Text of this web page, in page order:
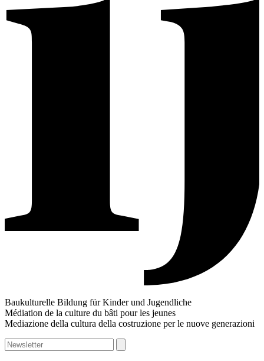
Baukulturelle Bildung für Kinder und Jugendliche
Médiation de la culture du bâti pour les jeunes
Mediazione della cultura della costruzione per le nuove generazioni